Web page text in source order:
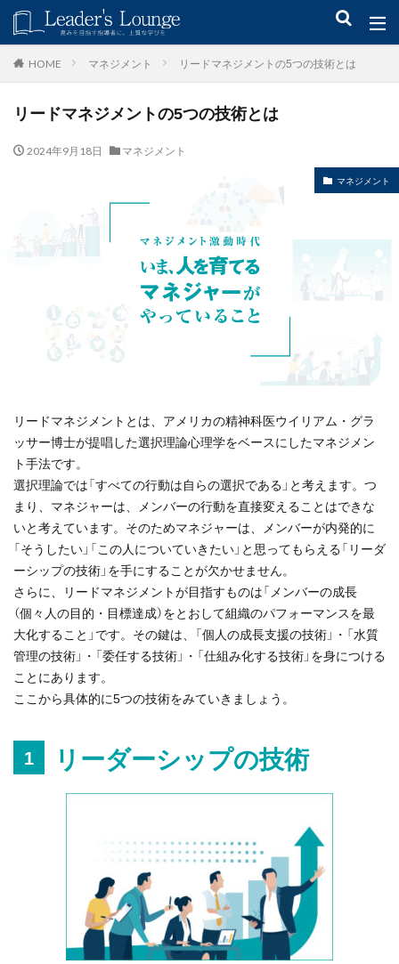
HOME マネジメント リードマネジメントの5つの技術とは
リードマネジメントの5つの技術とは
2024年9月18日 マネジメント
マネジメント
リードマネジメントとは、アメリカの精神科医ウイリアム・グラ
ッサー博士が提唱した選択理論心理学をベースにしたマネジメン
ト手法です。
選択理論では「すべての行動は自らの選択である」と考えます。つ
まり、マネジャーは、メンバーの行動を直接変えることはできな
いと考えています。そのためマネジャーは、メンバーが内発的に
「そうしたい」「この人についていきたい」と思ってもらえる「リーダ
ーシップの技術」を手にすることが欠かせません。
さらに、リードマネジメントが目指すものは「メンバーの成長
（個々人の目的・目標達成）をとおして組織のパフォーマンスを最
大化すること」です。その鍵は、「個人の成長支援の技術」・「水質
管理の技術」・「委任する技術」・「仕組み化する技術」を身につける
ことにあります。
ここから具体的に5つの技術をみていきましょう。
1 リーダーシップの技術
キーワード
青木仁志 モチベーションアップ 後継者育成 事業承継
新規事業
目標設定 社会貢献
事業戦略
人材育成
自己管理 夢 日本青年会議所